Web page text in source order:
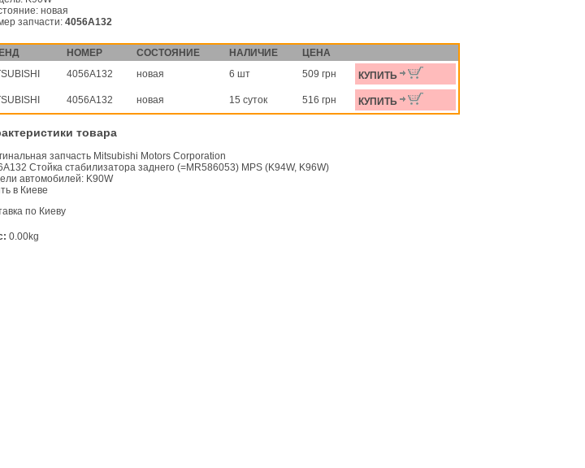
новая
запчасти: 4056A132
НОМЕР СОСТОЯНИЕ НАЛИЧИЕ
ЦЕНА
4056A132 новая 6 шт 509 грн КУПИТЬ
4056A132 новая 15 суток 516 грн КУПИТЬ
товара
запчасть Mitsubishi Motors Corporation
Стойка стабилизатора заднего (=MR586053) MPS (K94W, K96W)
автомобилей: K90W
в Киеве
по Киеву
0.00kg